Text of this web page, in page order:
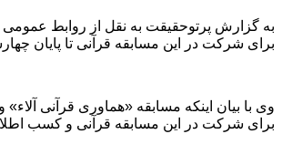
به گزارش پرتوحقیقت به نقل از روابط عمومی
برای شرکت در این مسابقه قرآنی تا پایان چهارشنبه فرصت
برای شرکت در این مسابقه قرآنی و کسب اطلاعات بیشتر عدد ۷ را به